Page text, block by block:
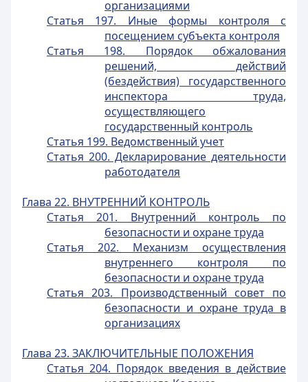
организациями
Статья 197. Иные формы контроля с
посещением субъекта контроля
Статья 198. Порядок обжалования
решений, действий
(бездействия) государственного
инспектора труда,
осуществляющего
государственный контроль
Статья 199. Ведомственный учет
Статья 200. Декларирование деятельности
работодателя
Глава 22. ВНУТРЕННИЙ КОНТРОЛЬ
Статья 201. Внутренний контроль по
безопасности и охране труда
Статья 202. Механизм осуществления
внутреннего контроля по
безопасности и охране труда
Статья 203. Производственный совет по
безопасности и охране труда в
организациях
Глава 23. ЗАКЛЮЧИТЕЛЬНЫЕ ПОЛОЖЕНИЯ
Статья 204. Порядок введения в действие